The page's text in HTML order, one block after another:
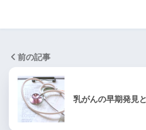
前の記事
乳がんの早期発見